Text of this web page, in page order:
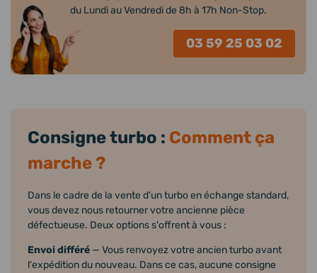
du Lundi au Vendredi de 8h à 17h Non-Stop.
03 59 25 03 02
Consigne turbo : Comment ça
marche ?
Dans le cadre de la vente d'un turbo en échange standard,
vous devez nous retourner votre ancienne pièce
défectueuse. Deux options s'offrent à vous :
Envoi différé — Vous renvoyez votre ancien turbo avant
l'expédition du nouveau. Dans ce cas, aucune consigne